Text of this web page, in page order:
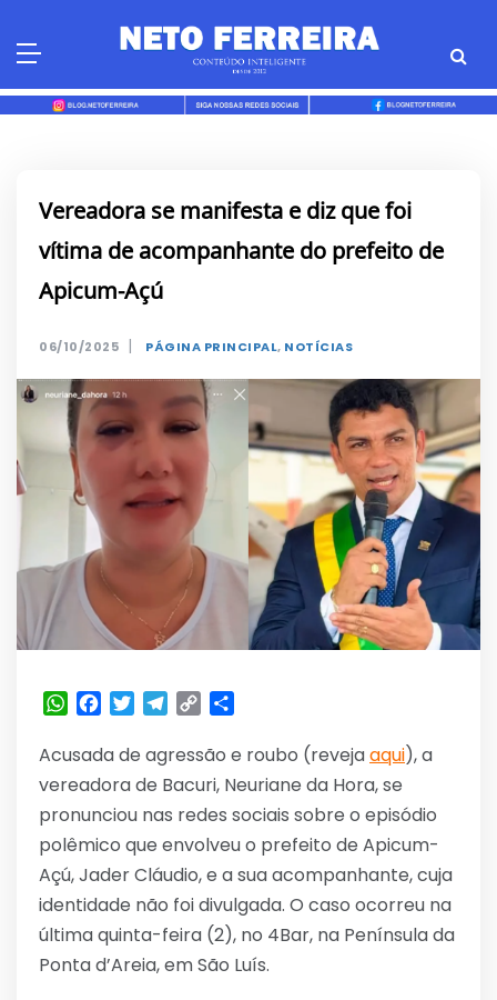
Vereadora se manifesta e diz que foi
vítima de acompanhante do prefeito de
Apicum-Açú
06/10/2025 | PÁGINA PRINCIPAL, NOTÍCIAS
WhatsApp
Facebook
TwitterTelegram
Copy
Acusada de agressão e roubo (revejaaqui), a
vereadora de Bacuri, Neuriane da Hora, se
pronunciou nas redes sociais sobre o episódio
polêmico que envolveu o prefeito de Apicum-
Açú, Jader Cláudio, e a sua acompanhante, cuja
identidade não foi divulgada. O caso ocorreu na
última quinta-feira (2), no 4Bar, na Península da
Ponta d’Areia, em São Luís.